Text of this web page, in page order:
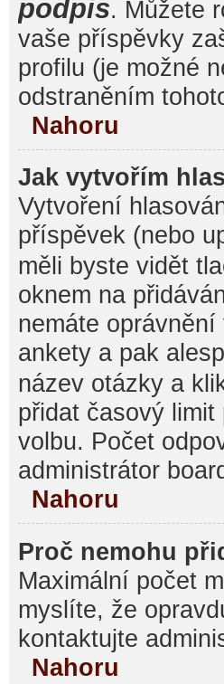
podpis. Můžete
vaše příspěvky
profilu (je možné
odstraněním
Nahoru
Jak vytvořím
Vytvoření
příspěvek (nebo
měli byste vidět
oknem na
nemáte
ankety a pak
název otázky a
přidat časový
volbu. Počet
administrátor
Nahoru
Proč nemohu
Maximální počet
myslíte, že
kontaktujte
Nahoru